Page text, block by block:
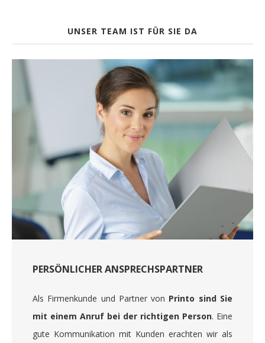
UNSER TEAM IST FÜR SIE DA
PERSÖNLICHER ANSPRECHSPARTNER
Als Firmenkunde und Partner von Printo sind Sie
mit einem Anruf bei der richtigen Person. Eine
gute Kommunikation mit Kunden erachten wir als